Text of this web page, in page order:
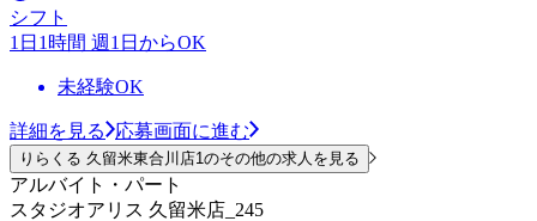
シフト
1日1時間 週1日からOK
未経験OK
詳細を見る 応募画面に進む
りらくる 久留米東合川店1のその他の求人を見る
アルバイト・パート
スタジオアリス 久留米店_245